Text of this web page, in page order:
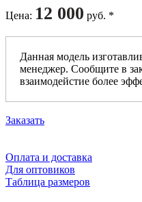
Цена: 12 000 руб. *
Данная модель
менеджер. Сообщите в
взаимодейстие более
Заказать
Оплата и доставка
Для оптовиков
Таблица размеров